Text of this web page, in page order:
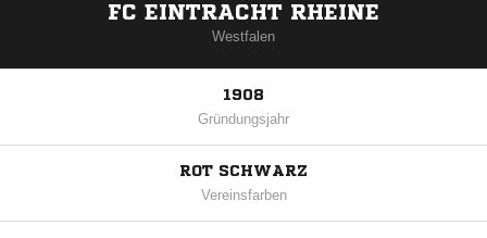
FC EINTRACHT RHEINE
Westfalen
1908
Gründungsjahr
ROT SCHWARZ
Vereinsfarben